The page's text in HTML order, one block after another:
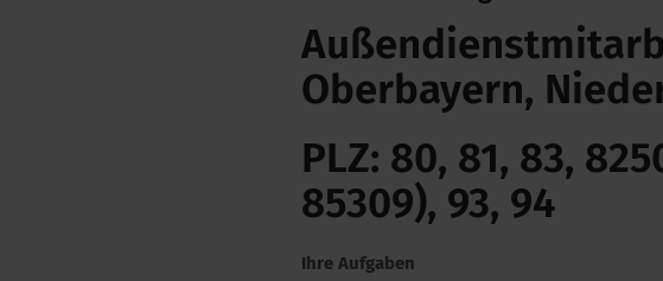
Oberbayern,
PLZ: 80, 81, 83,
85309), 93, 94
Ihre Aufgaben